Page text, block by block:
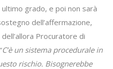
grado, e poi non sarà
dell’affermazione,
Procuratore di
C’è un sistema procedurale in
rischio. Bisognerebbe